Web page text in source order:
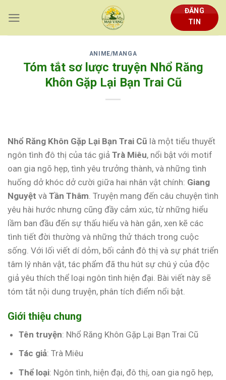
content
ĐĂNG
TIN
ANIME/MANGA
Tóm tắt sơ lược truyện Nhổ Răng
Khôn Gặp Lại Bạn Trai Cũ
Nhổ Răng Khôn Gặp Lại Bạn Trai Cũ là một tiểu thuyết
ngôn tình đô thị của tác giả Trà Miêu, nổi bật với motif
oan gia ngõ hẹp, tình yêu trưởng thành, và những tình
huống dở khóc dở cười giữa hai nhân vật chính: Giang
Nguyệt và Tần Thâm . Truyện mang đến câu chuyện tình
yêu hài hước nhưng cũng đầy cảm xúc, từ những hiểu
lầm ban đầu đến sự thấu hiểu và hàn gắn, xen kẽ các
tình tiết đời thường và những thử thách trong cuộc
sống. Với lối viết dí dỏm, bối cảnh đô thị và sự phát triển
tâm lý nhân vật, tác phẩm đã thu hút sự chú ý của độc
giả yêu thích thể loại ngôn tình hiện đại. Bài viết này sẽ
tóm tắt nội dung truyện, phân tích điểm nổi bật.
Giới thiệu chung
Tên truyện: Nhổ Răng Khôn Gặp Lại Bạn Trai Cũ
Tác giả: Trà Miêu
Thể loại: Ngôn tình, hiện đại, đô thị, oan gia ngõ hẹp,